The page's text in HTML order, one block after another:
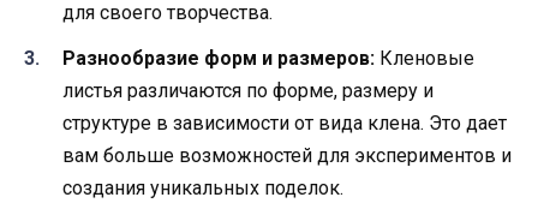
для своего творчества.
Разнообразие форм и размеров: Кленовые
листья различаются по форме, размеру и
структуре в зависимости от вида клена. Это дает
вам больше возможностей для экспериментов и
создания уникальных поделок.